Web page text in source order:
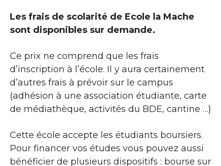
Les frais de scolarité de Ecole la Mache
sont disponibles sur demande.
Ce prix ne comprend que les frais
d’inscription à l’école. Il y aura certainement
d’autres frais à prévoir sur le campus
(adhésion à une association étudiante, carte
de médiathèque, activités du BDE, cantine …)
Cette école accepte les étudiants boursiers.
Pour financer vos études vous pouvez aussi
bénéficier de plusieurs dispositifs : bourse sur